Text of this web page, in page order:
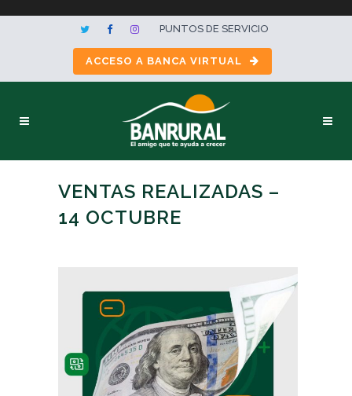
PUNTOS DE SERVICIO
ACCESO A BANCA VIRTUAL
VENTAS REALIZADAS –
14 OCTUBRE